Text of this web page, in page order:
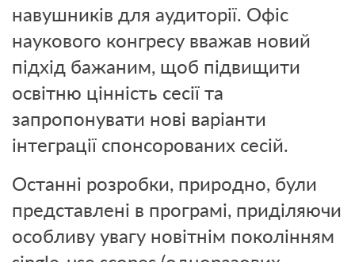
навушників для аудиторії. Офіс
наукового конгресу вважав новий
підхід бажаним, щоб підвищити
освітню цінність сесії та
запропонувати нові варіанти
інтеграції спонсорованих сесій.
Останні розробки, природно, були
представлені в програмі, приділяючи
особливу увагу новітнім поколінням